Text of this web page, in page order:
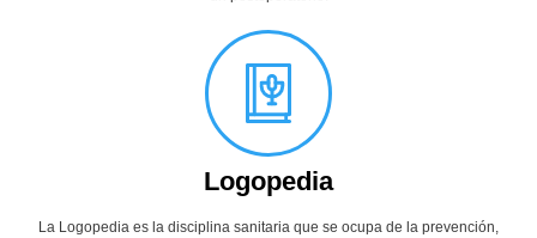
Logopedia
La Logopedia es la disciplina sanitaria que se ocupa de la prevención,